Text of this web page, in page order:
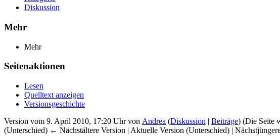
Diskussion
Mehr
Mehr
Seitenaktionen
Lesen
Quelltext anzeigen
Versionsgeschichte
Version vom 9. April 2010, 17:20 Uhr von Andrea (Diskussion | Beiträge) (Die Seite
(Unterschied) ← Nächstältere Version | Aktuelle Version (Unterschied) |